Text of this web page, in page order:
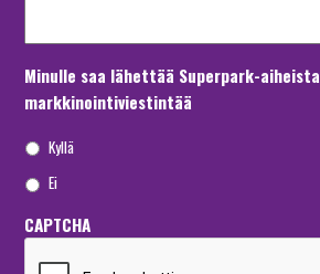
Minulle saa lähettää Superpark-aiheista
markkinointiviestintää
Kyllä
Ei
CAPTCHA